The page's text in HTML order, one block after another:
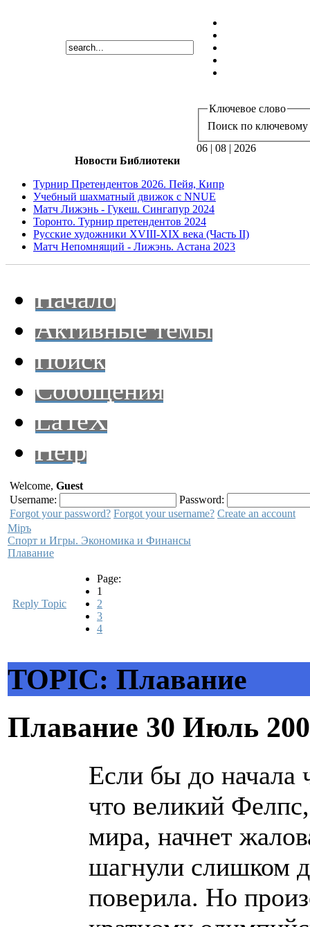
Ключевое слово
Поиск по ключевому
06 | 08 | 2026
Новости Библиотеки
Турнир Претендентов 2026. Пейя, Кипр
Учебный шахматный движок с NNUE
Матч Лижэнь - Гукеш. Сингапур 2024
Торонто. Турнир претендентов 2024
Русские художники XVIII-XIX века (Часть II)
Матч Непомнящий - Лижэнь. Астана 2023
Начало
Активные темы
Поиск
Сообщения
LaTeX
Help
Welcome, Guest
Username:
Password:
Forgot your password? Forgot your username? Create an account
Мiръ
Спорт и Игры. Экономика и Финансы
Плавание
Reply Topic
Page:
1
2
3
4
TOPIC: Плавание
Плавание 30 Июль
Если бы до начала
что великий
мира, начнет
шагнули слишком
поверила. Но